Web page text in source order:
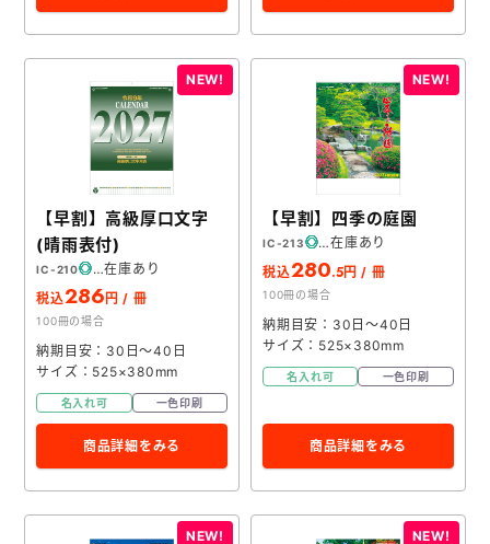
【早割】高級厚口文字
(晴雨表付)
IC-210
在庫あり
税込286 円 / 冊
100冊の場合
納期目安：30日～40日
サイズ：525×380mm
名入れ可 一色印刷
商品詳細をみる
【早割】四季の庭園
IC-213
在庫あり
税込280.5円 / 冊
100冊の場合
納期目安：30日～40日
サイズ：525×380mm
名入れ可 一色印刷
商品詳細をみる